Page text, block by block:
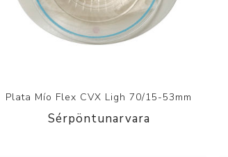
Plata Mío Flex CVX Ligh 70/15-53mm
Sérpöntunarvara